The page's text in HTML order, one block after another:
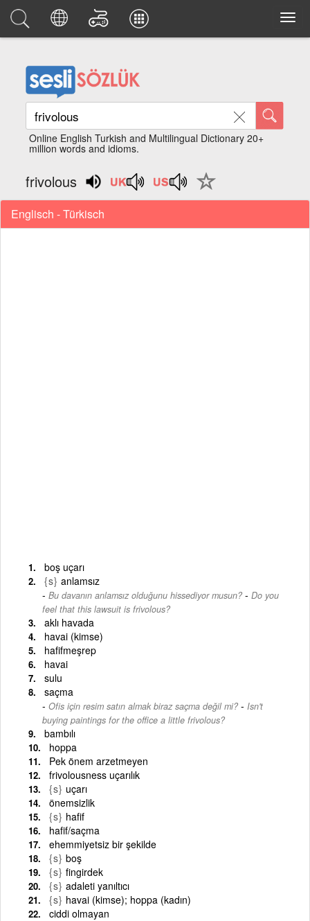
Online English Turkish and Multilingual Dictionary 20+
million words and idioms.
frivolous
Englisch - Türkisch
boş uçarı
{s} anlamsız
Bu davanın anlamsız olduğunu hissediyor musun? - Do you
feel that this lawsuit is frivolous?
aklı havada
havai (kimse)
hafifmeşrep
havai
sulu
saçma
Ofis için resim satın almak biraz saçma değil mi? - Isn't
buying paintings for the office a little frivolous?
bambılı
hoppa
Pek önem arzetmeyen
frivolousness uçarılık
{s} uçarı
önemsizlik
{s} hafif
hafif/saçma
ehemmiyetsiz bir şekilde
{s} boş
{s} fingirdek
{s} adaleti yanıltıcı
{s} havai (kimse); hoppa (kadın)
ciddi olmayan